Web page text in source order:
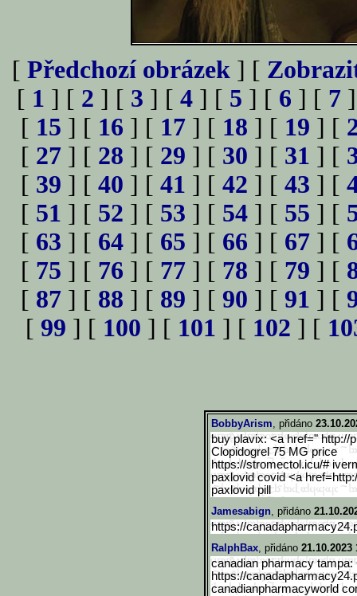
[ Předchozí obrázek ] [
[ 1 ] [ 2 ] [ 3 ] [ 4 ] [ 5 ] [ 6 ] [ 7
[ 15 ] [ 16 ] [ 17 ] [ 18 ] [ 19 ] [
[ 27 ] [ 28 ] [ 29 ] [ 30 ] [ 31 ] [
[ 39 ] [ 40 ] [ 41 ] [ 42 ] [ 43 ] [
[ 51 ] [ 52 ] [ 53 ] [ 54 ] [ 55 ] [
[ 63 ] [ 64 ] [ 65 ] [ 66 ] [ 67 ] [
[ 75 ] [ 76 ] [ 77 ] [ 78 ] [ 79 ] [
[ 87 ] [ 88 ] [ 89 ] [ 90 ] [ 91 ] [
[ 99 ] [ 100 ] [ 101 ] [ 102 ] [
BobbyArism, přidáno
buy plavix: <a href=" http://
Clopidogrel 75 MG price
https://stromectol.icu/#
paxlovid covid <a
paxlovid pill
Jamesabign, přidáno
https://
RalphBax, přidáno 21.10.2023
canadian pharmacy tampa:
https://
canadianpharmacyworld